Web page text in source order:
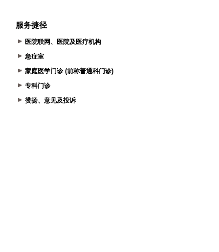
服务捷径
医院联网、医院及医疗机构
急症室
家庭医学门诊 (前称普通科门诊)
专科门诊
赞扬、意见及投诉